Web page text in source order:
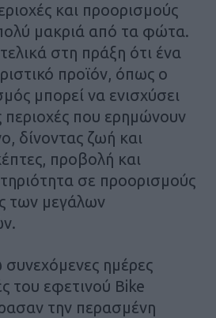
και προορισμούς
μακριά από τα φώτα.
στη πράξη ότι ένα
προϊόν, όπως ο
μπορεί να ενισχύσει
που ερημώνουν
δίνοντας ζωή και
προβολή και
σε προορισμούς
των μεγάλων
ημέρες
του εφετινού Bike
την περασμένη